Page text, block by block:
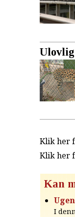
Klik her
Klik her
Kan
I